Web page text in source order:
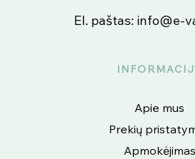
El. paštas: info@e-
Apie mus
Prekių
Apmokėjimas